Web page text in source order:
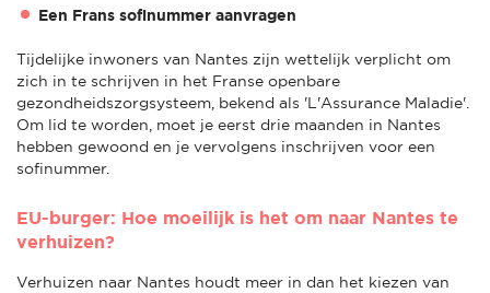
Een Frans sofinummer aanvragen
Tijdelijke inwoners van Nantes zijn wettelijk verplicht om
zich in te schrijven in het Franse openbare
gezondheidszorgsysteem, bekend als 'L'Assurance Maladie'.
Om lid te worden, moet je eerst drie maanden in Nantes
hebben gewoond en je vervolgens inschrijven voor een
sofinummer.
EU-burger: Hoe moeilijk is het om naar Nantes te
verhuizen?
Verhuizen naar Nantes houdt meer in dan het kiezen van